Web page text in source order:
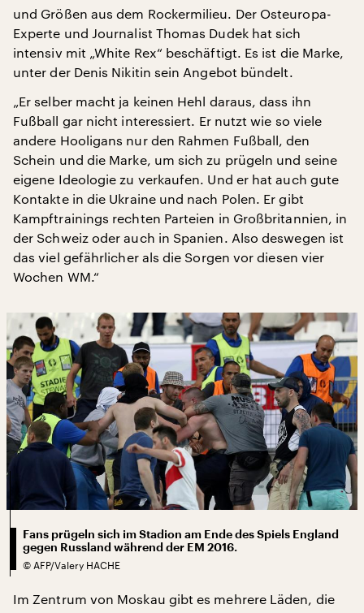
und Größen aus dem Rockermilieu. Der Osteuropa-
Experte und Journalist Thomas Dudek hat sich
intensiv mit „White Rex“ beschäftigt. Es ist die Marke,
unter der Denis Nikitin sein Angebot bündelt.
„Er selber macht ja keinen Hehl daraus, dass ihn
Fußball gar nicht interessiert. Er nutzt wie so viele
andere Hooligans nur den Rahmen Fußball, den
Schein und die Marke, um sich zu prügeln und seine
eigene Ideologie zu verkaufen. Und er hat auch gute
Kontakte in die Ukraine und nach Polen. Er gibt
Kampftrainings rechten Parteien in Großbritannien, in
der Schweiz oder auch in Spanien. Also deswegen ist
das viel gefährlicher als die Sorgen vor diesen vier
Wochen WM.“
Fans prügeln sich im Stadion am Ende des Spiels England
gegen Russland während der EM 2016.
© AFP/Valery HACHE
Im Zentrum von Moskau gibt es mehrere Läden, die